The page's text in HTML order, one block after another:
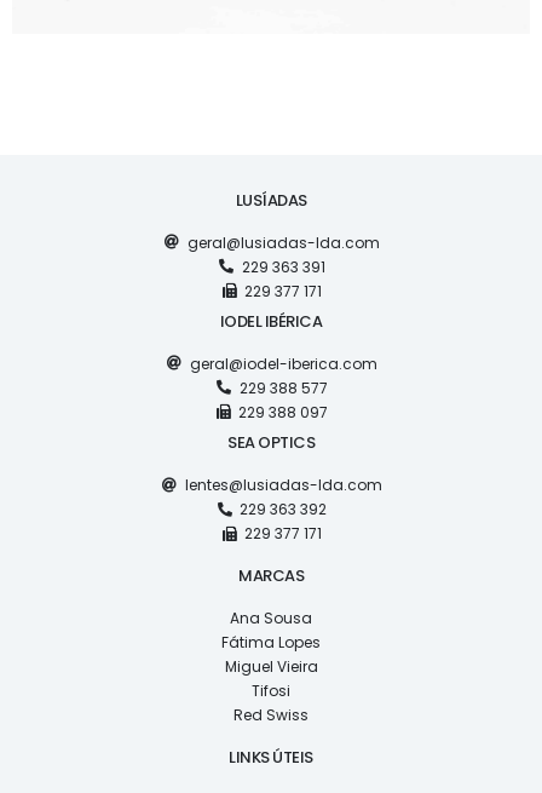
LUSÍADAS
geral@lusiadas-lda.com
229 363 391
229 377 171
IODEL IBÉRICA
geral@iodel-iberica.com
229 388 577
229 388 097
SEA OPTICS
lentes@lusiadas-lda.com
229 363 392
229 377 171
MARCAS
Ana Sousa
Fátima Lopes
Miguel Vieira
Tifosi
Red Swiss
LINKS ÚTEIS